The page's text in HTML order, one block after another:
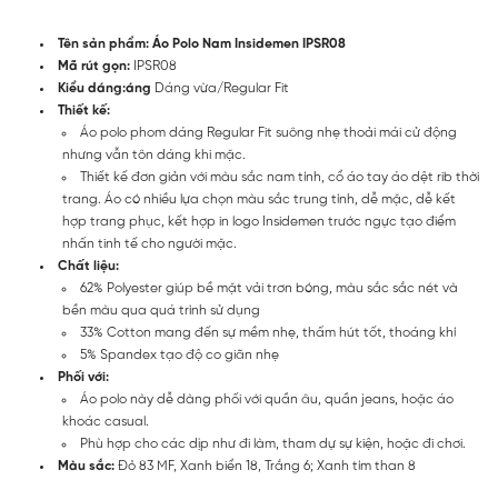
Tên sản phẩm: Áo Polo Nam Insidemen IPSR08
Mã rút gọn: IPSR08
Kiểu dáng:áng Dáng vừa/Regular Fit
Thiết kế:
Áo polo phom dáng Regular Fit suông nhẹ thoải mái cử động
nhưng vẫn tôn dáng khi mặc.
Thiết kế đơn giản với màu sắc nam tính, cổ áo tay áo dệt rib thời
trang. Áo có nhiều lựa chọn màu sắc trung tính, dễ mặc, dễ kết
hợp trang phục, kết hợp in logo Insidemen trước ngực tạo điểm
nhấn tinh tế cho người mặc.
Chất liệu:
62% Polyester giúp bề mặt vải trơn bóng, màu sắc sắc nét và
bền màu qua quá trình sử dụng
33% Cotton mang đến sự mềm nhẹ, thấm hút tốt, thoáng khí
5% Spandex tạo độ co giãn nhẹ
Phối với:
Áo polo này dễ dàng phối với quần âu, quần jeans, hoặc áo
khoác casual.
Phù hợp cho các dịp như đi làm, tham dự sự kiện, hoặc đi chơi.
Màu sắc: Đỏ 83 MF, Xanh biển 18, Trắng 6; Xanh tím than 8